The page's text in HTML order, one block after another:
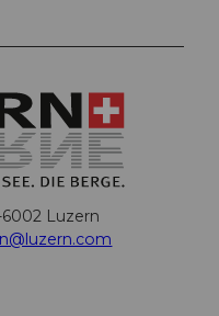
6002 Luzern